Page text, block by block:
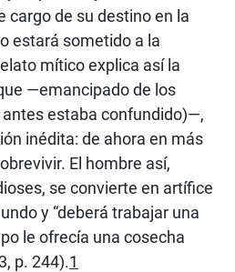
cargo de su destino en la
estará sometido a la
mítico explica así la
—emancipado de los
estaba confundido)—,
inédita: de ahora en más
El hombre así,
se convierte en artífice
y “deberá trabajar una
le ofrecía una cosecha
p. 244).1